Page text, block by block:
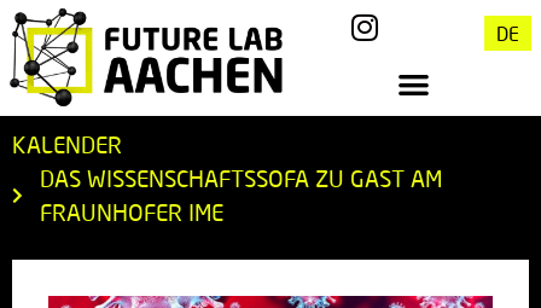
DE
KALENDER
DAS WISSENSCHAFTSSOFA ZU GAST AM
FRAUNHOFER IME